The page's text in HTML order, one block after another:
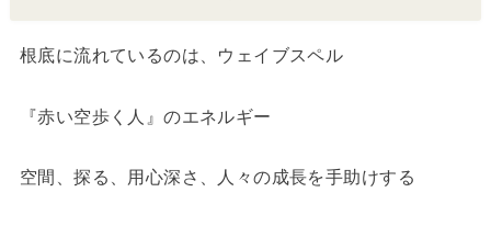
根底に流れているのは、ウェイブスペル
『赤い空歩く人』のエネルギー
空間、探る、用心深さ、人々の成長を手助けする